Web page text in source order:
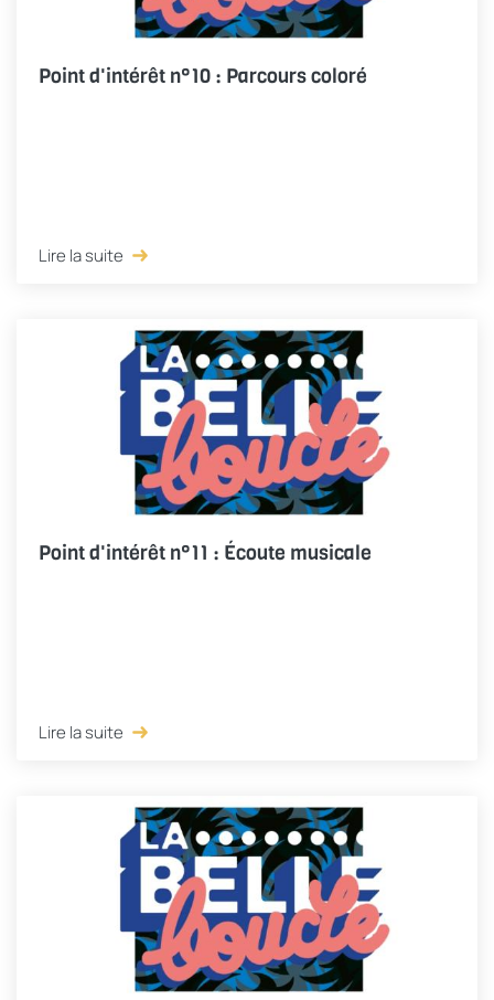
Point d'intérêt n°10 : Parcours coloré
Lire la suite
Point d'intérêt n°11 : Écoute musicale
Lire la suite